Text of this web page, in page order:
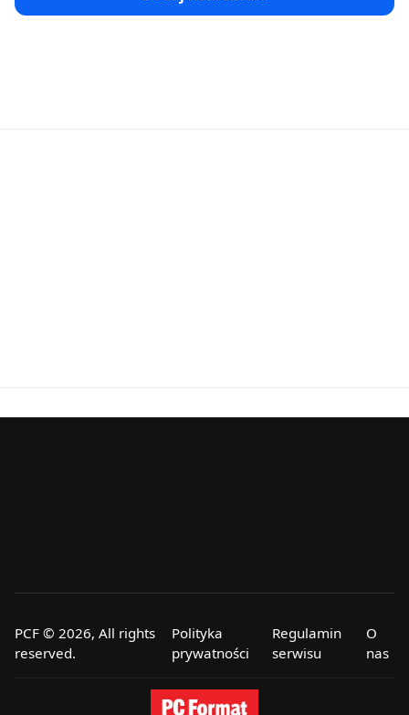
PCF © 2026, All rights
reserved.
Polityka
prywatności
Regulamin
serwisu
O
nas